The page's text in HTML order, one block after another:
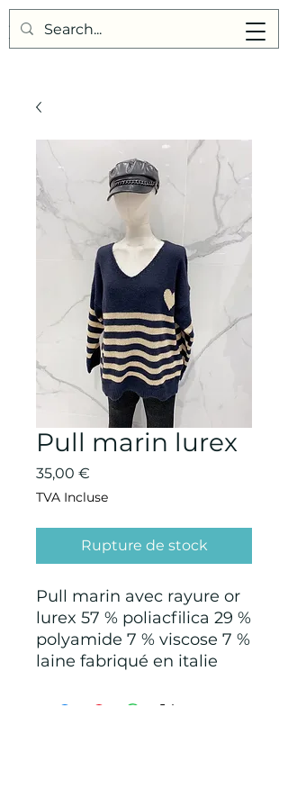
Points de Suture
Pull marin lurex
35,00 €
TVA Incluse
Rupture de stock
Pull marin avec rayure or
lurex 57 % poliacfilica 29 %
polyamide 7 % viscose 7 %
laine fabriqué en italie